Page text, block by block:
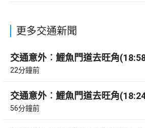
更多交通新聞
交通意外︰鯉魚門道去旺角
22分鐘前
交通意外︰鯉魚門道去旺角
56分鐘前